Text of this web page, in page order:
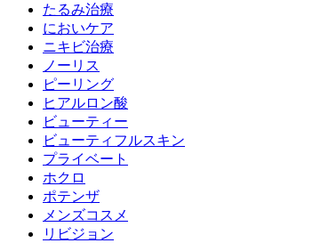
たるみ治療
においケア
ニキビ治療
ノーリス
ピーリング
ヒアルロン酸
ビューティー
ビューティフルスキン
プライベート
ホクロ
ポテンザ
メンズコスメ
リビジョン